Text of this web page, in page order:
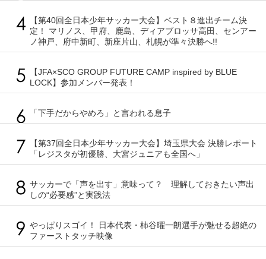
【第40回全日本少年サッカー大会】ベスト８進出チーム決
定！ マリノス、甲府、鹿島、ディアブロッサ高田、センアー
ノ神戸、府中新町、新座片山、札幌が準々決勝へ!!
【JFA×SCO GROUP FUTURE CAMP inspired by BLUE
LOCK】参加メンバー発表！
「下手だからやめろ」と言われる息子
【第37回全日本少年サッカー大会】埼玉県大会 決勝レポート
「レジスタが初優勝、大宮ジュニアも全国へ」
サッカーで「声を出す」意味って？ 理解しておきたい声出
しの“必要感”と実践法
やっぱりスゴイ！ 日本代表・柿谷曜一朗選手が魅せる超絶の
ファーストタッチ映像